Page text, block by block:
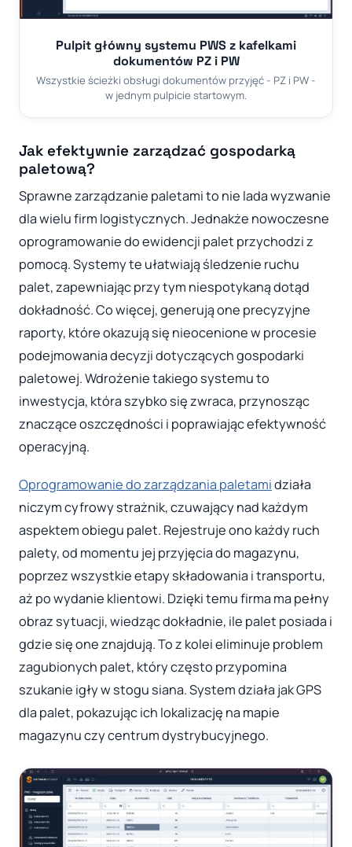
Pulpit główny systemu PWS z kafelkami
dokumentów PZ i PW
Wszystkie ścieżki obsługi dokumentów przyjęć - PZ i PW -
w jednym pulpicie startowym.
Jak efektywnie zarządzać gospodarką
paletową?
Sprawne zarządzanie paletami to nie lada wyzwanie
dla wielu firm logistycznych. Jednakże nowoczesne
oprogramowanie do ewidencji palet przychodzi z
pomocą. Systemy te ułatwiają śledzenie ruchu
palet, zapewniając przy tym niespotykaną dotąd
dokładność. Co więcej, generują one precyzyjne
raporty, które okazują się nieocenione w procesie
podejmowania decyzji dotyczących gospodarki
paletowej. Wdrożenie takiego systemu to
inwestycja, która szybko się zwraca, przynosząc
znaczące oszczędności i poprawiając efektywność
operacyjną.
Oprogramowanie do zarządzania paletamidziała
niczym cyfrowy strażnik, czuwający nad każdym
aspektem obiegu palet. Rejestruje ono każdy ruch
palety, od momentu jej przyjęcia do magazynu,
poprzez wszystkie etapy składowania i transportu,
aż po wydanie klientowi. Dzięki temu firma ma pełny
obraz sytuacji, wiedząc dokładnie, ile palet posiada i
gdzie się one znajdują. To z kolei eliminuje problem
zagubionych palet, który często przypomina
szukanie igły w stogu siana. System działa jak GPS
dla palet, pokazując ich lokalizację na mapie
magazynu czy centrum dystrybucyjnego.